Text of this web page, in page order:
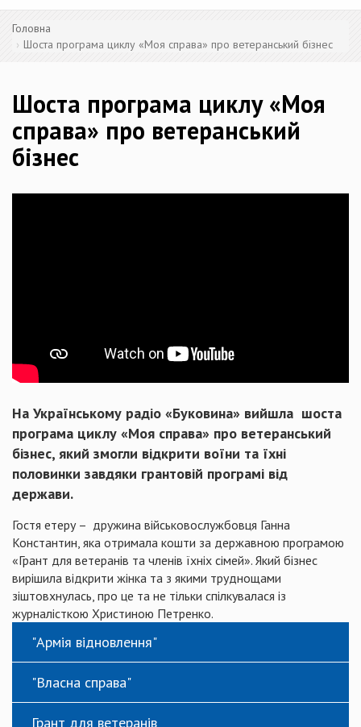
Головна
Шоста програма циклу «Моя справа» про ветеранський бізнес
Шоста програма циклу «Моя
справа» про ветеранський
бізнес
На Українському радіо «Буковина» вийшла шоста
програма циклу «Моя справа» про ветеранський
бізнес, який змогли відкрити воїни та їхні
половинки завдяки грантовій програмі від
держави.
Гостя етеру – дружина військовослужбовця Ганна
Константин, яка отримала кошти за державною програмою
«Грант для ветеранів та членів їхніх сімей». Який бізнес
вирішила відкрити жінка та з якими труднощами
зіштовхнулась, про це та не тільки спілкувалася із
журналісткою Христиною Петренко.
"Армія відновлення"
"Власна справа"
Грант для ветеранів